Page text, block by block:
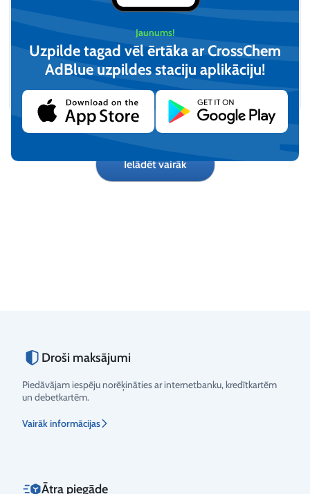
EVOBlueTech šķidrums
izplūdes gāzu attīrīšanas
sistēmām (20L)
21,78
(iesk. PVN)
AdBlue® (210L)
Pēc pieprasījuma
Ielādēt vairāk
Droši maksājumi
Piedāvājam iespēju norēķināties ar internetbanku, kredītkartēm
un debetkartēm.
Vairāk informācijas
Ātra piegāde
Jaunums!
Uzpilde tagad vēl ērtāka ar CrossChem
AdBlue uzpildes staciju aplikāciju!​